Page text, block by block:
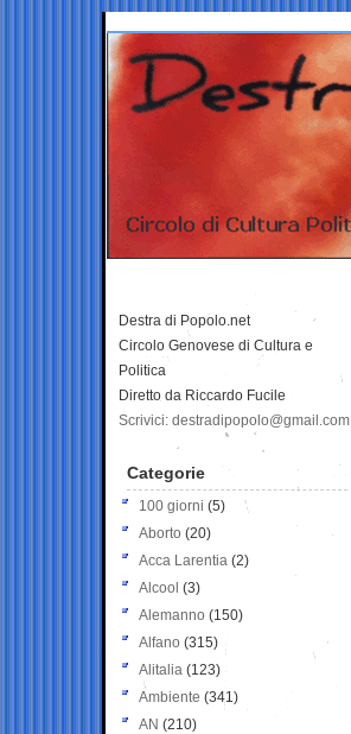
Destra di Popolo.net
Circolo Genovese di Cultura e
Politica
Diretto da Riccardo Fucile
Scrivici: destradipopolo@gmail.com
Categorie
100 giorni (5)
Aborto (20)
Acca Larentia (2)
Alcool (3)
Alemanno (150)
Alfano (315)
Alitalia (123)
Ambiente (341)
AN (210)